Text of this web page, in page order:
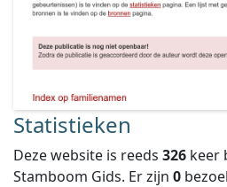
Statistieken
Deze website is reeds 326 keer
Stamboom Gids. Er zijn 0